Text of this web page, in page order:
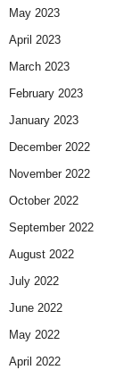
May 2023
April 2023
March 2023
February 2023
January 2023
December 2022
November 2022
October 2022
September 2022
August 2022
July 2022
June 2022
May 2022
April 2022